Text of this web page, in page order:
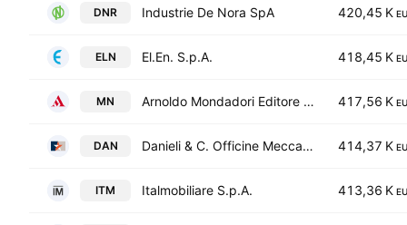
DNR Industrie De Nora SpA 420,45 K
ELN El.En. S.p.A. 418,45 K
MN Arnoldo Mondadori Editore S.p.A. 417,56 K
DAN Danieli & C. Officine Meccaniche S.p.A. 414,37 K
ITM Italmobiliare S.p.A. 413,36 K